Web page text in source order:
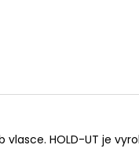
HOLD-UT je